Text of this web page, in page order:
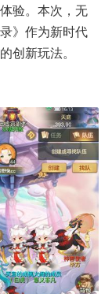
验。本次，无
》作为新时代
创新玩法。